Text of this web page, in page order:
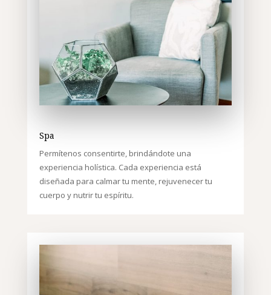
Spa
Permítenos consentirte, brindándote una
experiencia holística. Cada experiencia está
diseñada para calmar tu mente, rejuvenecer tu
cuerpo y nutrir tu espíritu.